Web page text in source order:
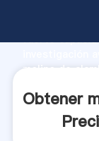
fuerte
molino de
Obtener